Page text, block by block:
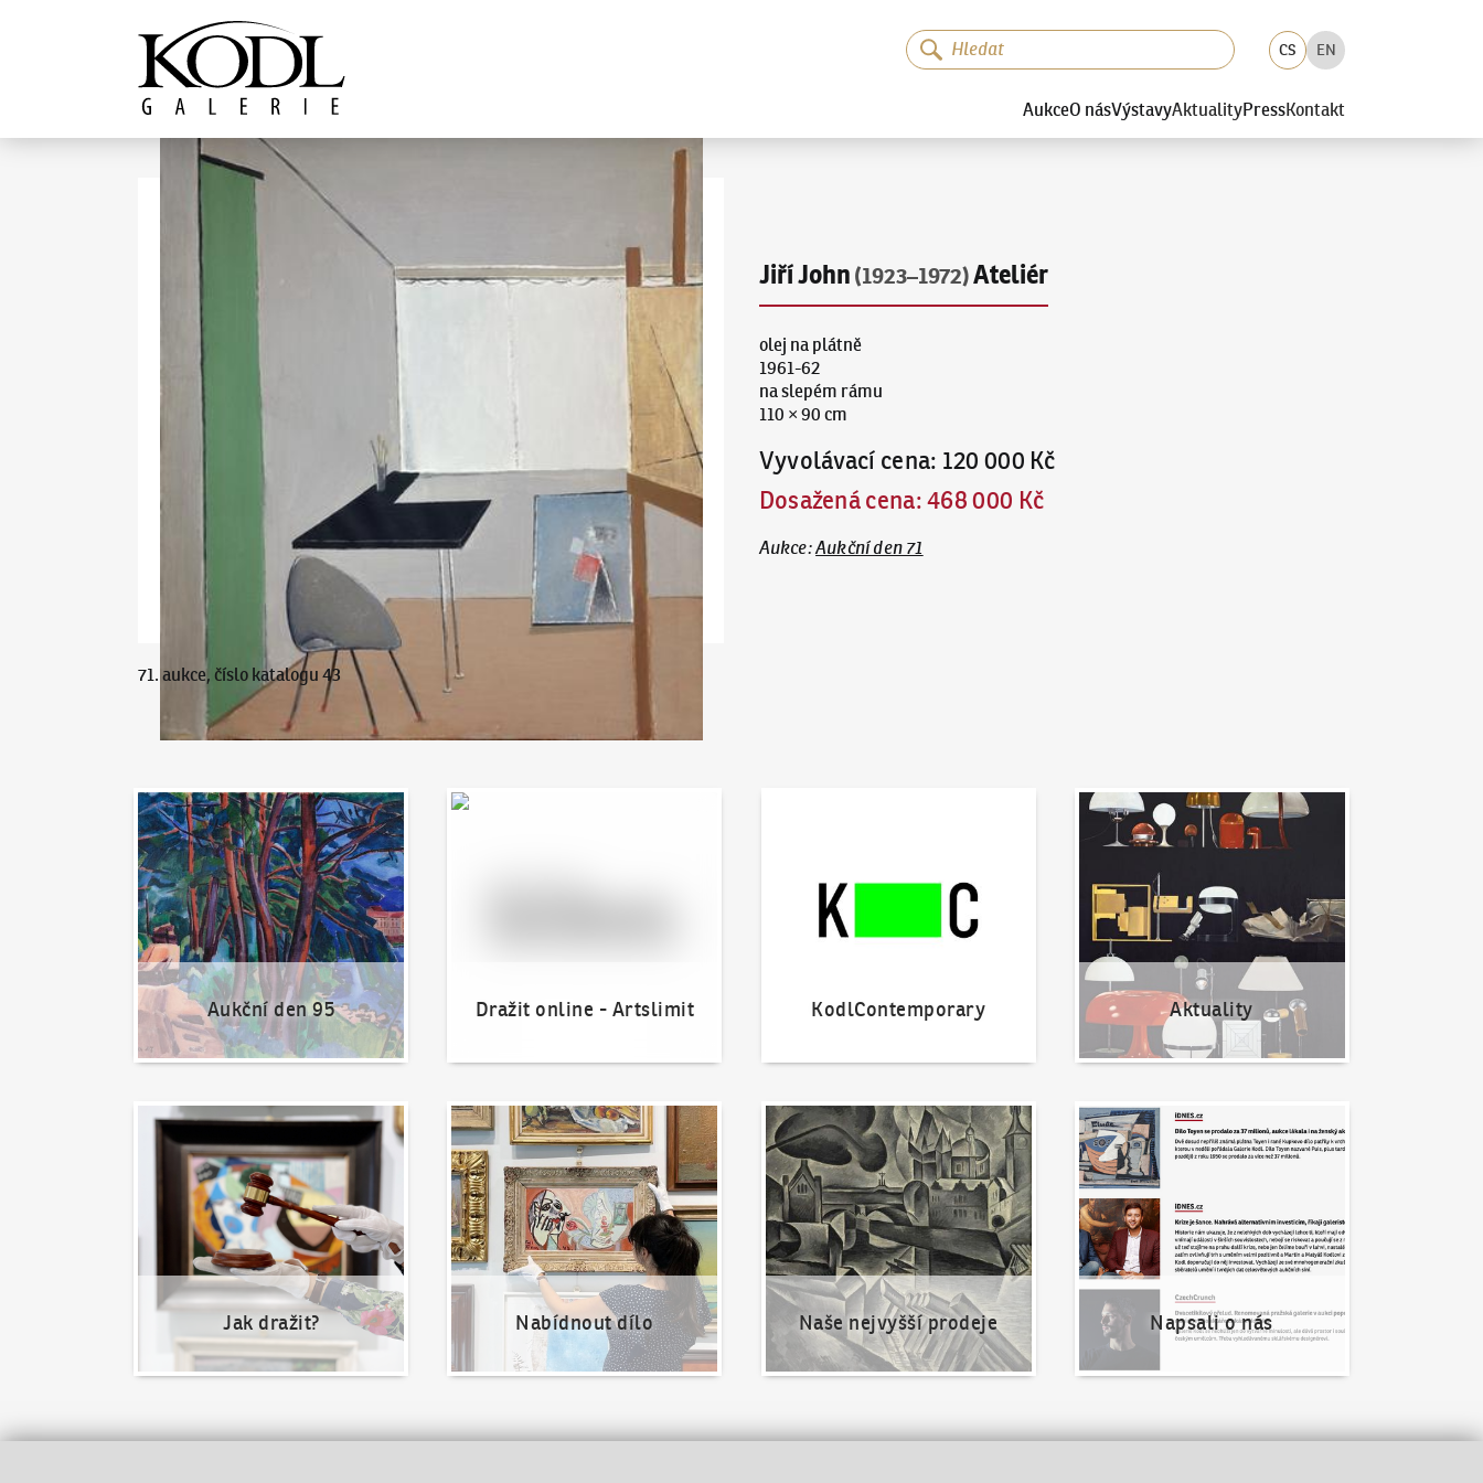
Galerie KODL
CS EN
AukceO násVýstavyAktualityPressKontakt
Jiří John (1923–1972)Ateliér
olej na plátně
1961-62
na slepém rámu
110 × 90 cm
Vyvolávací cena: 120 000 Kč
Dosažená cena:468 000 Kč
Aukce:Aukční den 71
71. aukce, číslo katalogu 43
Aukční den 95
Aukční den 95
Dražit online - Artslimit
Dražit online - Artslimit
KodlContemporary Aktuality
Aktuality
Jak dražit?
Jak dražit?
Nabídnout dílo
Nabídnout dílo
Naše nejvyšší prodeje
Naše nejvyšší prodeje
Napsali o nás
Napsali o nás